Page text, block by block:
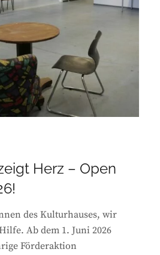
Herz – Open
des Kulturhauses, wir
Ab dem 1. Juni 2026
Förderaktion